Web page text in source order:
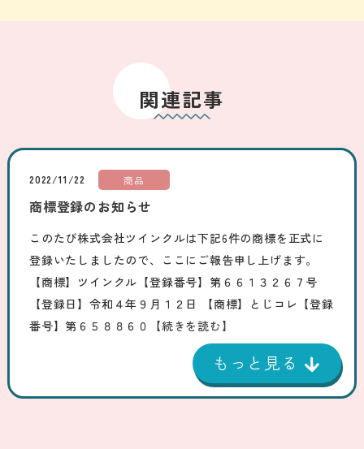
関連記事
2022/11/22 商品
商標登録のお知らせ
このたび株式会社ツインクルは下記6件の商標を正式に
登録いたしましたので、ここにご報告申し上げます。
【商標】ツインクル【登録番号】第６６１３２６７号
【登録日】令和４年９月１２日 【商標】とじコレ【登録
番号】第６５８８６０
【続きを読む】